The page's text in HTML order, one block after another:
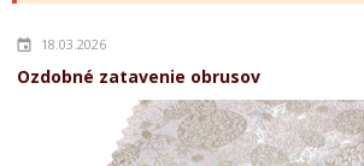
18.03.2026
Ozdobné zatavenie obrusov